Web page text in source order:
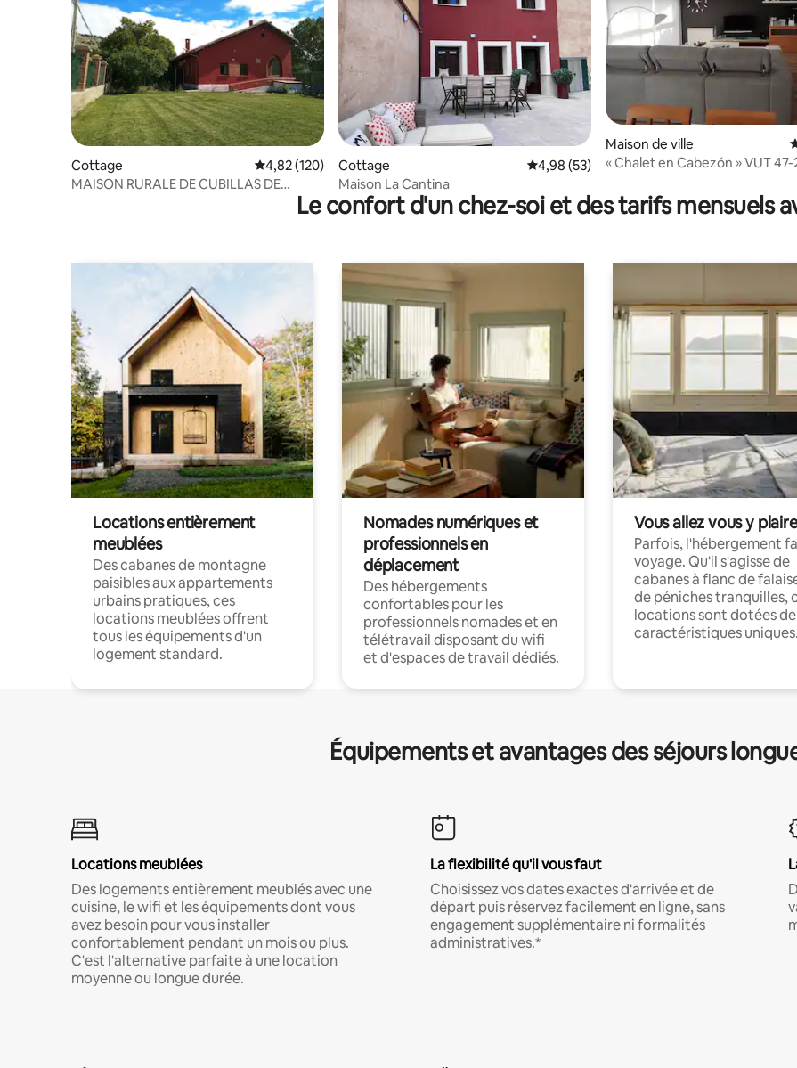
Cottage Évaluation moyenne sur la base de 120 commentaires : 4,82 sur 5
4,82 (120)
MAISON RURALE DE CUBILLAS DE
Cottage Évaluation moyenne sur la base de 53
4,98 (53)
Maison La Cantina
Maison de ville
« Chalet en Cabezón » VUT 47-
Le confort d'un chez-soi et des tarifs mensuels
Locations entièrement
meublées
Des cabanes de montagne
paisibles aux appartements
urbains pratiques, ces
locations meublées offrent
tous les équipements d'un
logement standard.
Nomades numériques et
professionnels en
déplacement
Des hébergements
confortables pour les
professionnels nomades et en
télétravail disposant du wifi
et d'espaces de travail dédiés.
Vous allez vous y plaire
Parfois, l'hébergement
voyage. Qu'il s'agisse de
cabanes à flanc de
de péniches tranquilles,
locations sont dotées de
caractéristiques uniques.
Équipements et avantages des séjours
Locations meublées
Des logements entièrement meublés avec une
cuisine, le wifi et les équipements dont vous
avez besoin pour vous installer
confortablement pendant un mois ou plus.
C'est l'alternative parfaite à une location
moyenne ou longue durée.
La flexibilité qu'il vous faut
Choisissez vos dates exactes d'arrivée et de
départ puis réservez facilement en ligne, sans
engagement supplémentaire ni formalités
administratives.*